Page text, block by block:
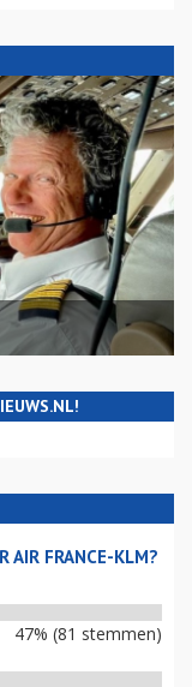
AIR FRANCE-KLM?
47% (81 stemmen)